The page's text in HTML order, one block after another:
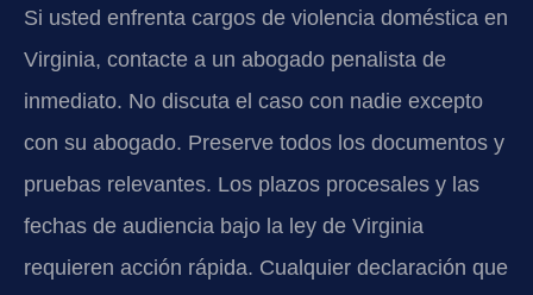
Si usted enfrenta cargos de violencia doméstica en
Virginia, contacte a un abogado penalista de
inmediato. No discuta el caso con nadie excepto
con su abogado. Preserve todos los documentos y
pruebas relevantes. Los plazos procesales y las
fechas de audiencia bajo la ley de Virginia
requieren acción rápida. Cualquier declaración que